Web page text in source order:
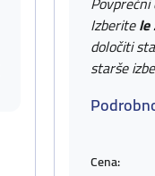
Izberitele
določiti
starše
Cena: